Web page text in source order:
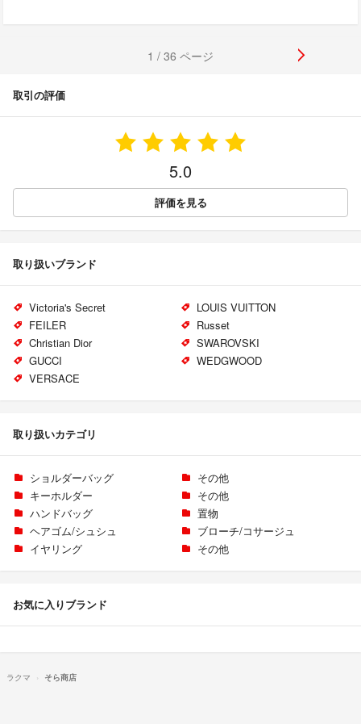
1 / 36 ページ
取引の評価
5.0
評価を見る
取り扱いブランド
Victoria's Secret
LOUIS VUITTON
FEILER
Russet
Christian Dior
SWAROVSKI
GUCCI
WEDGWOOD
VERSACE
取り扱いカテゴリ
ショルダーバッグ
その他
キーホルダー
その他
ハンドバッグ
置物
ヘアゴム/シュシュ
ブローチ/コサージュ
イヤリング
その他
お気に入りブランド
ラクマ そら商店